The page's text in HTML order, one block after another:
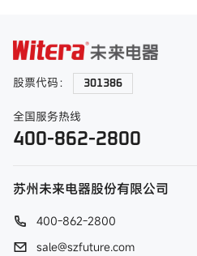
股票代码： 301386
全国服务热线
400-862-2800
苏州未来电器股份有限公司
400-862-2800
sale@szfuture.com